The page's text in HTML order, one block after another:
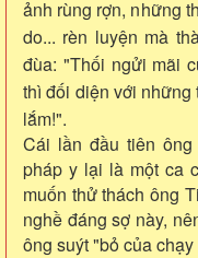
ảnh rùng rợn, những
do... rèn luyện mà
đùa: "Thối ngửi mãi
thì đối diện với những
lắm!".
Cái lần đầu tiên
pháp y lại là một ca
muốn thử thách ông
nghề đáng sợ này,
ông suýt "bỏ của